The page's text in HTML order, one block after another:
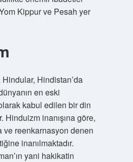
Kippur ve Pesah yer
Hindistan’da
en eski
kabul edilen bir din
Hinduizm inanışına göre,
ve reenkarnasyon denen
inanılmaktadır.
yani hakikatin